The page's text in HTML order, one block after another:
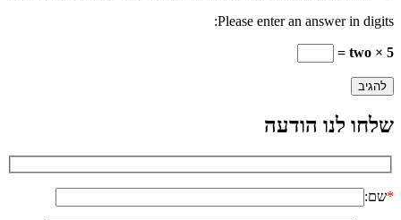
Please enter an answer in digits:
two × 5 =
שלחו לנו הודעה
*שם: